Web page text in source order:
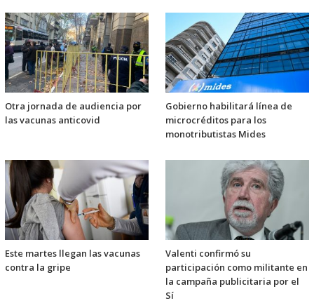
Otra jornada de audiencia por
las vacunas anticovid
Gobierno habilitará línea de
microcréditos para los
monotributistas Mides
Este martes llegan las vacunas
contra la gripe
Valenti confirmó su
participación como militante en
la campaña publicitaria por el
Sí